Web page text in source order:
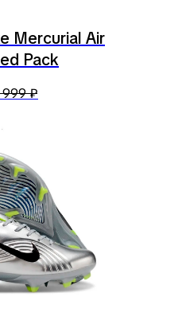
Mercurial Air
Pack
999₽